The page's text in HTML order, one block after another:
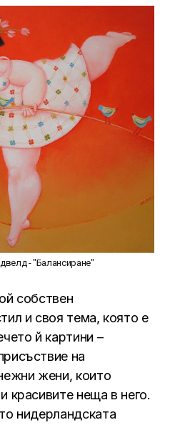
- "Балансиране"
собствен
и своя тема, която е
й картини –
на
жени, които
красивите неща в него.
нидерландската